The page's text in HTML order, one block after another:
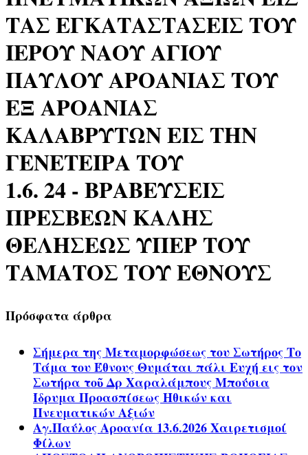
ΤΑΣ ΕΓΚΑΤΑΣΤΑΣΕΙΣ ΤΟΥ
ΙΕΡΟΥ ΝΑΟΥ ΑΓΙΟΥ
ΠΑΥΛΟΥ ΑΡΟΑΝΙΑΣ ΤΟΥ
ΕΞ ΑΡΟΑΝΙΑΣ
ΚΑΛΑΒΡΥΤΩΝ ΕΙΣ ΤΗΝ
ΓΕΝΕΤΕΙΡΑ ΤΟΥ
1.6. 24 - ΒΡΑΒΕΥΣΕΙΣ
ΠΡΕΣΒΕΩΝ ΚΑΛΗΣ
ΘΕΛΗΣΕΩΣ ΥΠΕΡ ΤΟΥ
ΤΑΜΑΤΟΣ ΤΟΥ ΕΘΝΟΥΣ
Πρόσφατα άρθρα
Σήμερα της Μεταμορφώσεως του Σωτήρος Το
Τάμα του Έθνους Θυμάται πάλι Ευχή εις τον
Σωτήρα τοῦ Δρ Χαραλάμπους Μπούσια
Ίδρυμα Προασπίσεως Ηθικών και
Πνευματικών Αξιών
Αγ.Παύλος Αροανία 13.6.2026 Χαιρετισμοί
Φίλων